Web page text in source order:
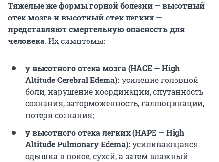
Тяжелые же формы горной болезни — высотный
отек мозга и высотный отек легких —
представляют смертельную опасность для
человека. Их симптомы:
у высотного отека мозга (HACE — High
Altitude Cerebral Edema): усиление головной
боли, нарушение координации, спутанность
сознания, заторможенность, галлюцинации,
потеря сознания;
у высотного отека легких (HAPE — High
Altitude Pulmonary Edema): усиливающаяся
одышка в покое, сухой, а затем влажный